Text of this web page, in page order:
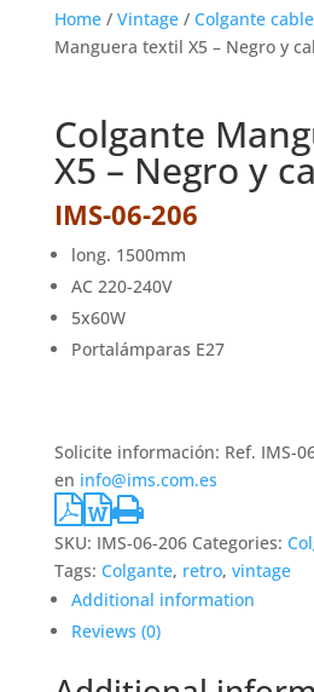
Home/ Vintage/ Colgante cable
Manguera textil X5 – Negro y
Colgante
X5 – Negro y
IMS-06-206
long. 1500mm
AC 220-240V
5x60W
Portalámparas E27
Solicite información: Ref. IMS-
en info@ims.com.es
SKU: IMS-06-206 Categories:
Tags: Colgante, retro, vintage
Additional information
Reviews (0)